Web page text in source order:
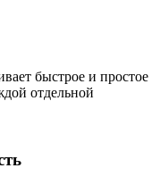
быстрое и простое
отдельной